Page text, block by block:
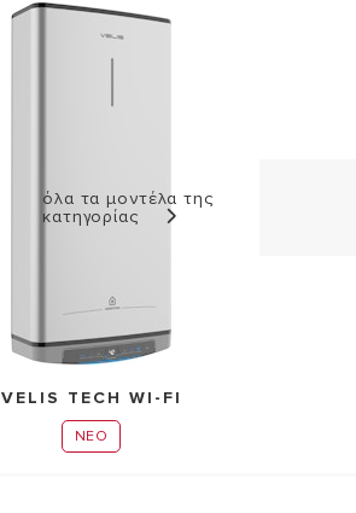
VELIS TECH WI-FI
NEO
όλα τα μοντέλα της
κατηγορίας